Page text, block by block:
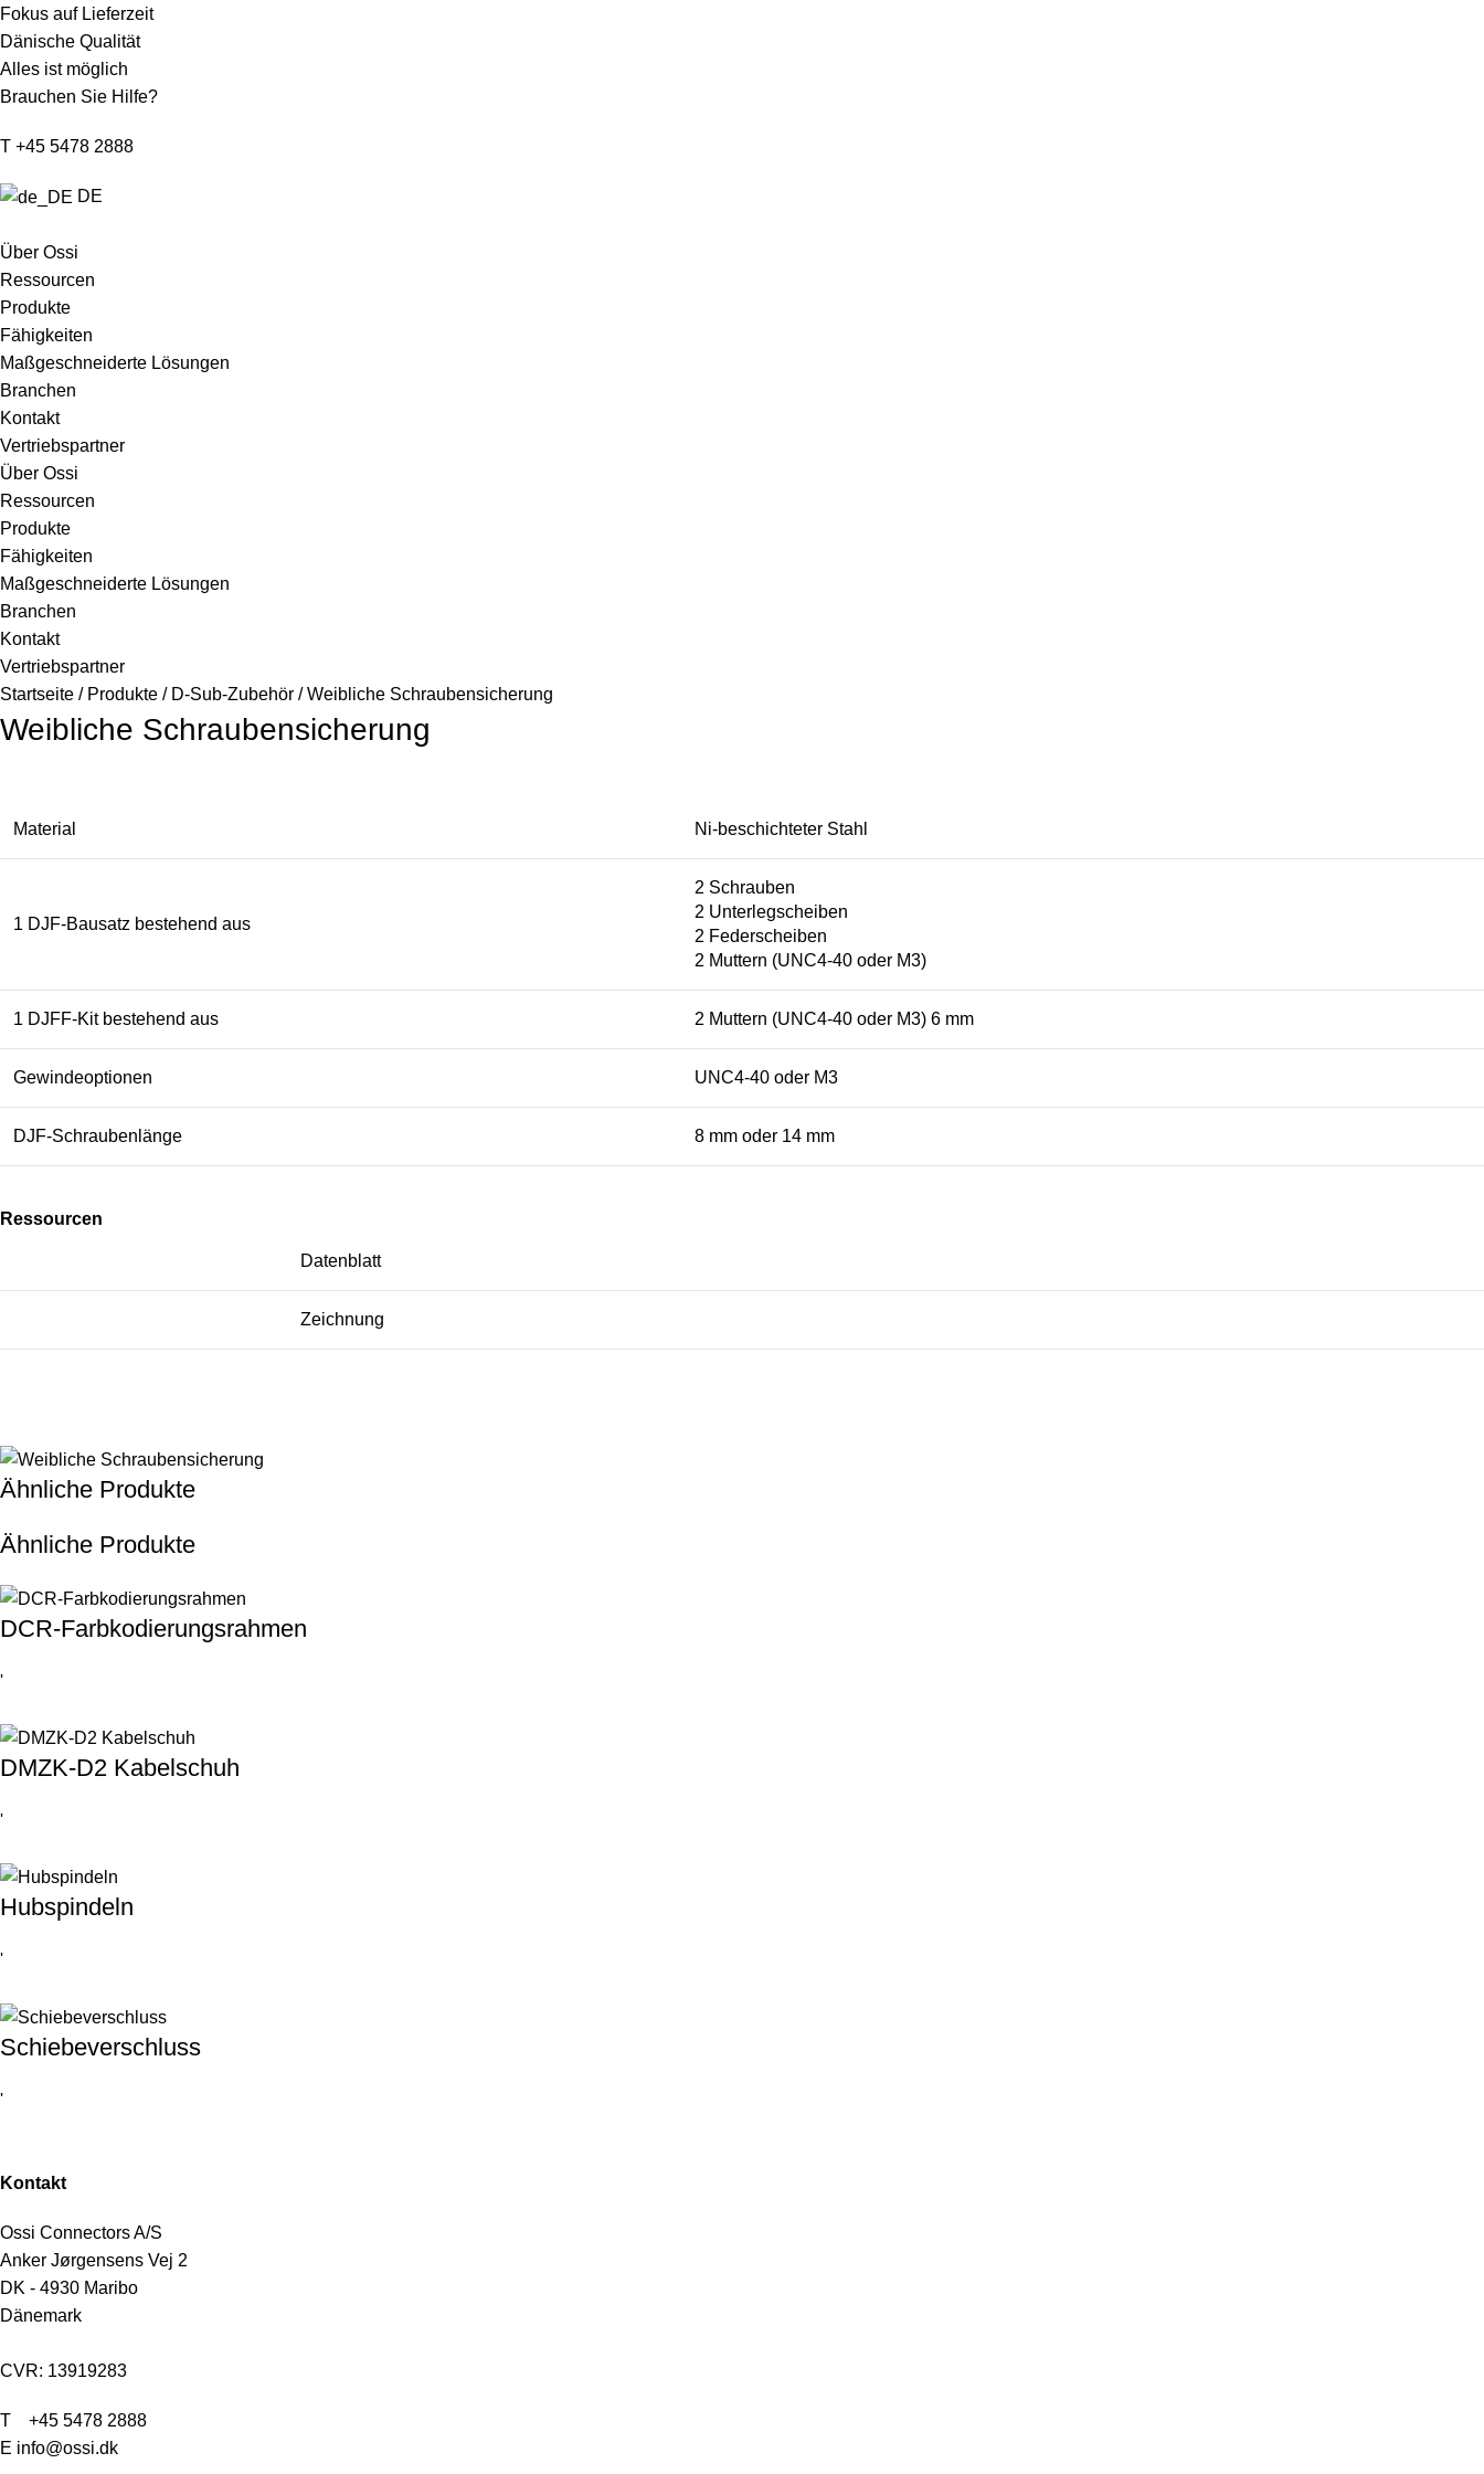
Fokus auf Lieferzeit
Dänische Qualität
Alles ist möglich
Brauchen Sie Hilfe?
T +45 5478 2888
DE
Über Ossi
Ressourcen
Produkte
Fähigkeiten
Maßgeschneiderte Lösungen
Branchen
Kontakt
Vertriebspartner
Über Ossi
Ressourcen
Produkte
Fähigkeiten
Maßgeschneiderte Lösungen
Branchen
Kontakt
Vertriebspartner
Startseite
Produkte D-Sub-Zubehör Weibliche Schraubensicherung
Weibliche Schraubensicherung
Material Ni-beschichteter Stahl
1 DJF-Bausatz bestehend aus
2 Schrauben
2 Unterlegscheiben
2 Federscheiben
2 Muttern (UNC4-40 oder M3)
1 DJFF-Kit bestehend aus 2 Muttern (UNC4-40 oder M3) 6 mm
Gewindeoptionen UNC4-40 oder M3
DJF-Schraubenlänge 8 mm oder 14 mm
Ressourcen
Datenblatt
Zeichnung
Ähnliche Produkte
Ähnliche Produkte
DCR-Farbkodierungsrahmen
'
DMZK-D2 Kabelschuh
'
Hubspindeln
'
Schiebeverschluss
'
Kontakt
Ossi Connectors A/S
Anker Jørgensens Vej 2
DK - 4930 Maribo
Dänemark
CVR: 13919283
T +45 5478 2888
E info@ossi.dk